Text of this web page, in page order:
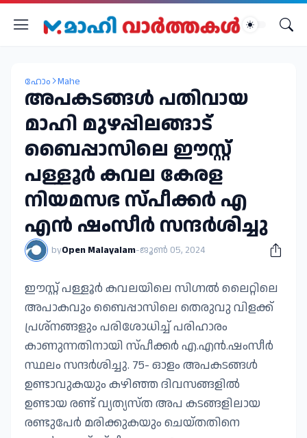
ഹോം Mahe
അപകടങ്ങൾ പതിവായ
മാഹി മുഴപ്പിലങ്ങാട്
ബൈപ്പാസിലെ ഈസ്റ്റ്
പള്ളൂർ കവല കേരള
നിയമസഭ സ്പീക്കർ എ
എൻ ഷംസീർ സന്ദർശിച്ചു
byOpen Malayalam-ജൂൺ 05, 2024
ഈസ്റ്റ് പള്ളൂർ കവലയിലെ സിഗ്നൽ ലൈറ്റിലെ
അപാകവും ബൈപ്പാസിലെ തെരുവു വിളക്ക്
പ്രശ്നങ്ങളും പരിശോധിച്ച് പരിഹാരം
കാണുന്നതിനായി സ്പീക്കർ എ.എൻ.ഷംസീർ
സ്ഥലം സന്ദർശിച്ചു. 75- ഓളം അപകടങ്ങൾ
ഉണ്ടാവുകയും കഴിഞ്ഞ ദിവസങ്ങളിൽ
ഉണ്ടായ രണ്ട് വ്യത്യസ്ത അപ കടങ്ങളിലായ
രണ്ടുപേർ മരിക്കുകയും ചെയ്തതിനെ